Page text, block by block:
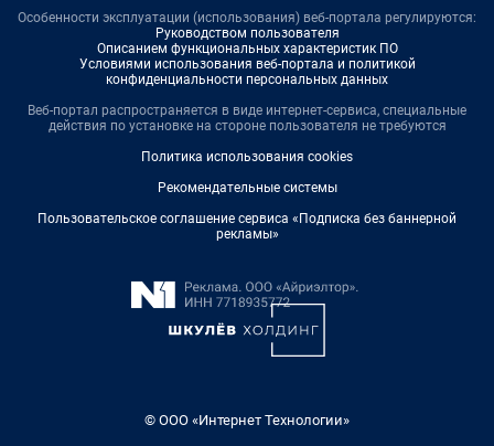
Особенности эксплуатации (использования) веб-портала регулируются:
Руководством пользователя
Описанием функциональных характеристик ПО
Условиями использования веб-портала и политикой
конфиденциальности персональных данных
Веб-портал распространяется в виде интернет-сервиса, специальные
действия по установке на стороне пользователя не требуются
Политика использования cookies
Рекомендательные системы
Пользовательское соглашение сервиса «Подписка без баннерной
рекламы»
© ООО «Интернет Технологии»